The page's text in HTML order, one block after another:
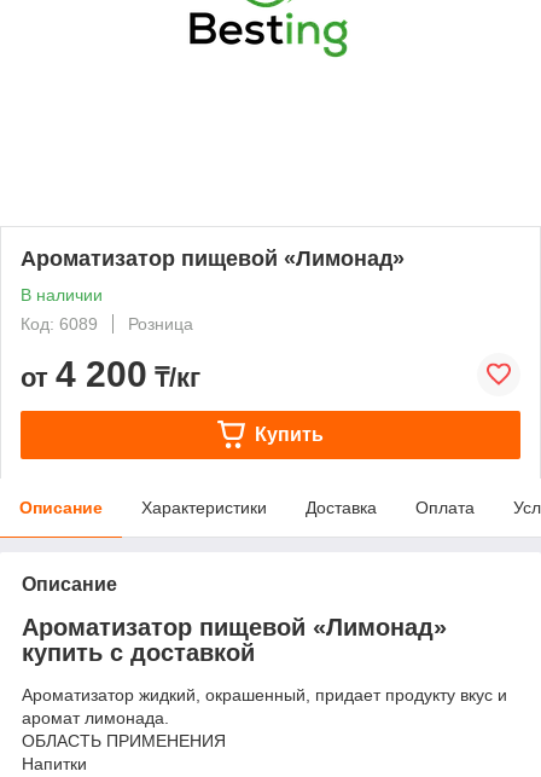
Ароматизатор пищевой «Лимонад»
В наличии
Код: 6089
Розница
от 4 200 ₸/кг
Купить
Описание Характеристики Доставка Оплата
Описание
Ароматизатор пищевой «Лимонад»
купить с доставкой
Ароматизатор жидкий, окрашенный, придает продукту вкус и
аромат лимонада.
ОБЛАСТЬ ПРИМЕНЕНИЯ
Напитки